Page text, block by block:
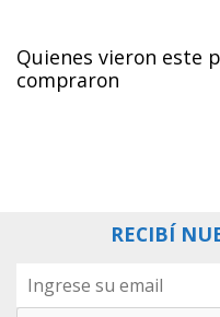
Quienes vieron este
compraron
RECIBÍ